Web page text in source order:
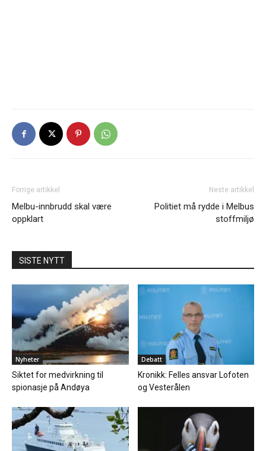
Forrige artikkel
Melbu-innbrudd skal være
oppklart
Neste artikkel
Politiet må rydde i Melbus
stoffmiljø
SISTE NYTT
Nyheter
Siktet for medvirkning til
spionasje på Andøya
Debatt
Kronikk: Felles ansvar Lofoten
og Vesterålen